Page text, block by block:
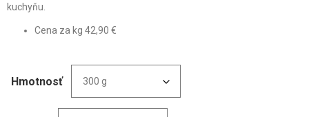
kuchyňu.
Cena za kg 42,90 €
Hmotnosť